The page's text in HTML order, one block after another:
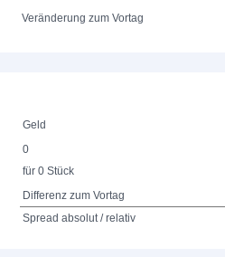
Veränderung zum Vortag
Geld
0
für 0 Stück
Differenz zum Vortag
Spread absolut / relativ